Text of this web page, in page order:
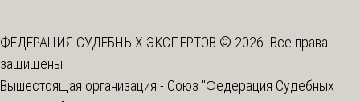
ФЕДЕРАЦИЯ СУДЕБНЫХ ЭКСПЕРТОВ © 2026. Все права
защищены
Вышестоящая организация - Союз "Федерация Судебных